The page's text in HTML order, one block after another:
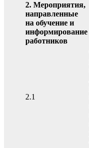
2. Мероприятия,
направленные
на обучение и
информирование
работников
2.1